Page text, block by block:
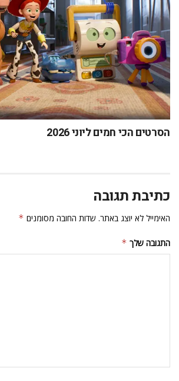
הסרטים הכי חמים ליוני 2026
כתיבת תגובה
האימייל לא יוצג באתר. שדות החובה מסומנים *
התגובה שלך *